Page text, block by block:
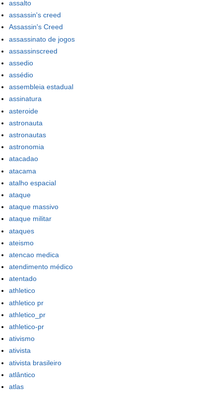
assalto
assassin's creed
Assassin's Creed
assassinato de jogos
assassinscreed
assedio
assédio
assembleia estadual
assinatura
asteroide
astronauta
astronautas
astronomia
atacadao
atacama
atalho espacial
ataque
ataque massivo
ataque militar
ataques
ateismo
atencao medica
atendimento médico
atentado
athletico
athletico pr
athletico_pr
athletico-pr
ativismo
ativista
ativista brasileiro
atlântico
atlas